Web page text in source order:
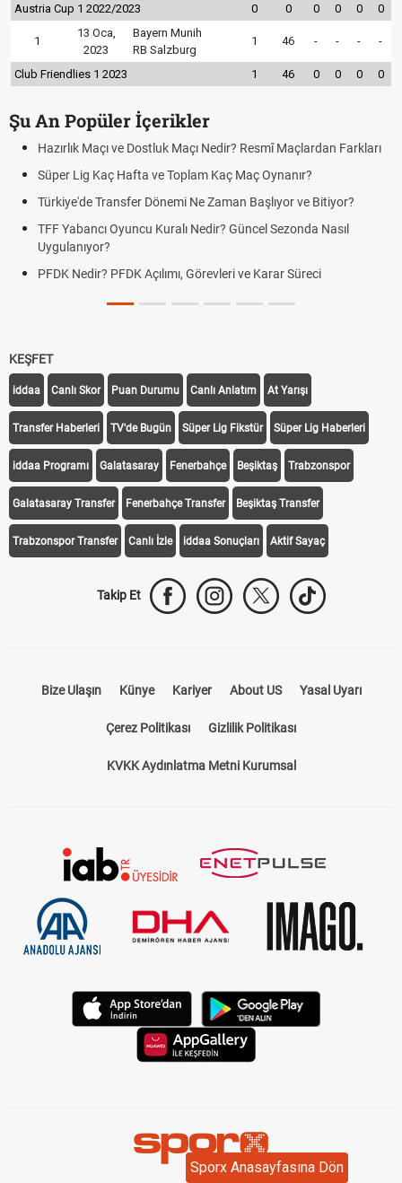
Austria Cup 1 2022/2023 0 0 0 0 0 0
1
13 Oca,
2023
Bayern Munih
RB Salzburg
1 46 - - - -
Club Friendlies 1 2023 1 46 0 0 0 0
Sporx Anasayfasına Dön
Şu An Popüler İçerikler
Hazırlık Maçı ve Dostluk Maçı Nedir? Resmî Maçlardan Farkları
Süper Lig Kaç Hafta ve Toplam Kaç Maç Oynanır?
Türkiye'de Transfer Dönemi Ne Zaman Başlıyor ve Bitiyor?
TFF Yabancı Oyuncu Kuralı Nedir? Güncel Sezonda Nasıl
Uygulanıyor?
PFDK Nedir? PFDK Açılımı, Görevleri ve Karar Süreci
KEŞFET
iddaa Canlı Skor Puan Durumu Canlı Anlatım At Yarışı
Transfer Haberleri TV'de Bugün Süper Lig Fikstür Süper Lig Haberleri
iddaa Programı Galatasaray Fenerbahçe Beşiktaş Trabzonspor
Galatasaray Transfer Fenerbahçe Transfer Beşiktaş Transfer
Trabzonspor Transfer Canlı İzle iddaa Sonuçları Aktif Sayaç
Takip Et
Bize Ulaşın Künye Kariyer About US Yasal Uyarı
Çerez Politikası Gizlilik Politikası
KVKK Aydınlatma Metni Kurumsal